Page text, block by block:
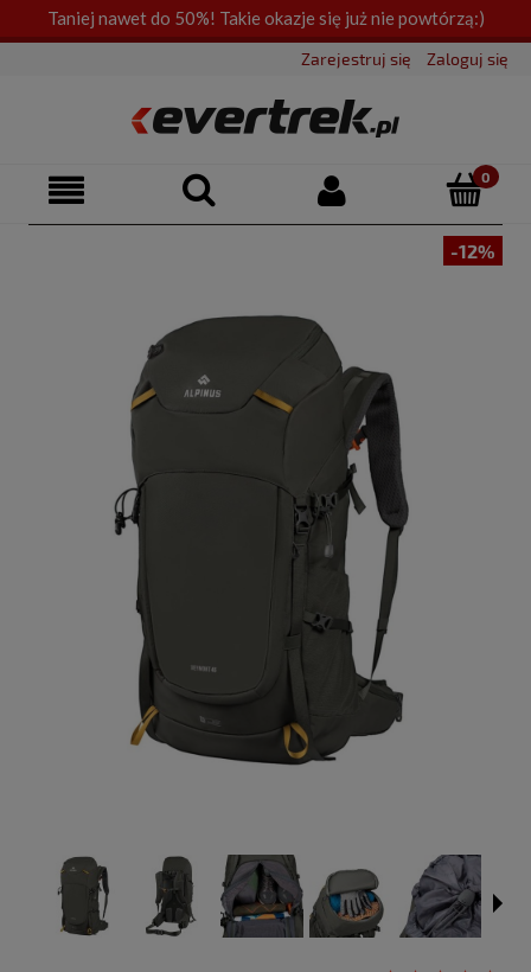
Taniej nawet do 50%! Takie okazje się już nie powtórzą:)
Zarejestruj się Zaloguj się
-12%